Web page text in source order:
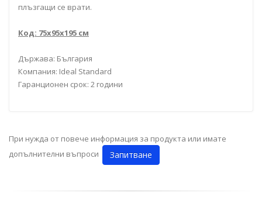
плъзгащи се врати.
Код: 75x95x195 см
Държава: България
Компания: Ideal Standard
Гаранционен срок: 2 години
При нужда от повече информация за продукта или имате
допълнителни въпроси
Запитване